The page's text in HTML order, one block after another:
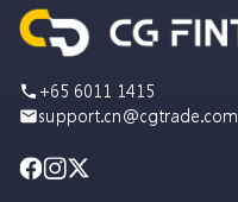
+65 6011 1415
support.cn@cgtrade.com